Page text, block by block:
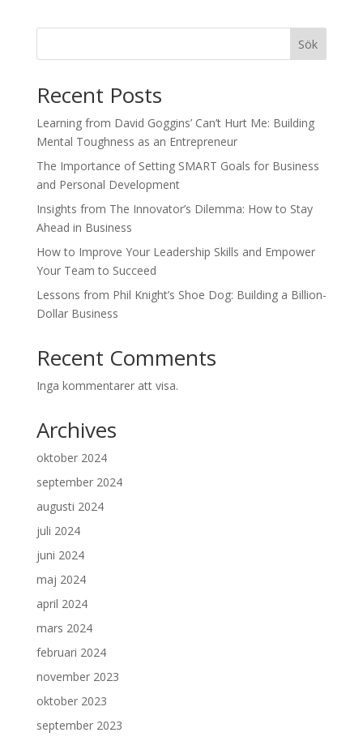
Sök
Recent Posts
Learning from David Goggins’ Can’t Hurt Me: Building
Mental Toughness as an Entrepreneur
The Importance of Setting SMART Goals for Business
and Personal Development
Insights from The Innovator’s Dilemma: How to Stay
Ahead in Business
How to Improve Your Leadership Skills and Empower
Your Team to Succeed
Lessons from Phil Knight’s Shoe Dog: Building a Billion-
Dollar Business
Recent Comments
Inga kommentarer att visa.
Archives
oktober 2024
september 2024
augusti 2024
juli 2024
juni 2024
maj 2024
april 2024
mars 2024
februari 2024
november 2023
oktober 2023
september 2023